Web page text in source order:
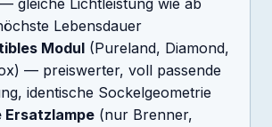
gleiche Lichtleistung wie ab
Lebensdauer
Modul (Pureland, Diamond,
— preiswerter, voll passende
identische Sockelgeometrie
Ersatzlampe (nur Brenner,